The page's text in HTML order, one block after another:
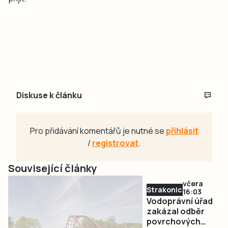
Diskuse k článku
Pro přidávání komentářů je nutné se přihlásit
/registrovat.
Související články
Strakonicko
včera
16:03
Vodoprávní úřad
zakázal odběr
povrchových